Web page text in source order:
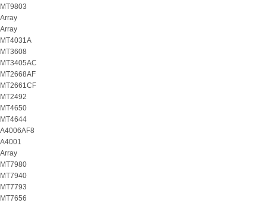
MT9803
Array
Array
MT4031A
MT3608
MT3405AC
MT2668AF
MT2661CF
MT2492
MT4650
MT4644
A4006AF8
A4001
Array
MT7980
MT7940
MT7793
MT7656